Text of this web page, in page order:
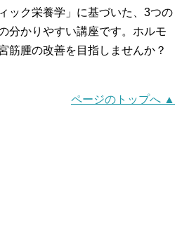
ック栄養学」に基づいた、3つの
分かりやすい講座です。ホルモ
筋腫の改善を目指しませんか？
ページのトップへ ▲